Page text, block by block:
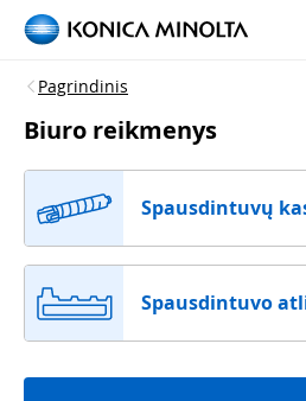
Pagrindinis
Biuro reikmenys
Spausdintuvų
Spausdintuvo